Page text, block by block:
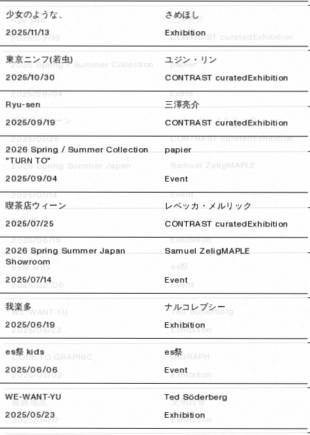
少女のような、 さめほし
2025/11/13
2025/11/13 Exhibition
東京ニンフ(若虫) ユジン・リン
2025/10/30
2025/10/30 CONTRAST curatedExhibition
Ryu-sen 三澤亮介
2025/09/19
2025/09/19 CONTRAST curatedExhibition
2026 Spring / Summer Collection
"TURN TO"
papier
2025/09/04
2025/09/04 Event
喫茶店ウィーン レベッカ・メルリック
2025/07/25
2025/07/25 CONTRAST curatedExhibition
2026 Spring Summer Japan
Showroom
Samuel ZeligMAPLE
2025/07/14
2025/07/14 Event
我楽多 ナルコレプシー
2025/06/19
2025/06/19 Exhibition
es祭 kids es祭
2025/06/06
2025/06/06 Event
WE-WANT-YU Ted Söderberg
2025/05/23
2025/05/23 Exhibition
Ryu-sen 三澤亮介
2025/09/19
2025/09/19 CONTRAST curated
2026 Spring / Summer Collection
"TURN TO"
papier
2025/09/04
2025/09/04 Event
喫茶店ウィーン レベッカ・メルリック
2025/07/25
2025/07/25 CONTRAST curatedExhibition
2026 Spring Summer Japan
Showroom
Samuel ZeligMAPLE
2025/07/14
2025/07/14 Event
我楽多 ナルコレプシー
2025/06/19
2025/06/19 Exhibition
es祭 kids
2025/06/06
2025/06/06 Event
WE-WANT-YU Ted Söderberg
2025/05/23
2025/05/23 Exhibition
CODE TO GRAPHIC DIGRAPH
2025/05/02
2025/05/02 Exhibition
最終地点 全明日香
2025/04/17
2025/04/17 Exhibition